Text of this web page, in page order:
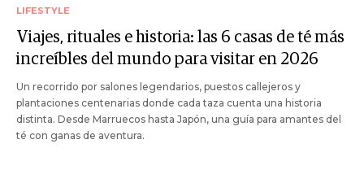
LIFESTYLE
Viajes, rituales e historia: las 6 casas de té más
increíbles del mundo para visitar en 2026
Un recorrido por salones legendarios, puestos callejeros y
plantaciones centenarias donde cada taza cuenta una historia
distinta. Desde Marruecos hasta Japón, una guía para amantes del
té con ganas de aventura.